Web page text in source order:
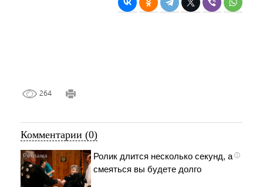
264
Комментарии (0)
i
Ролик длится несколько секунд, а
смеяться вы будете долго